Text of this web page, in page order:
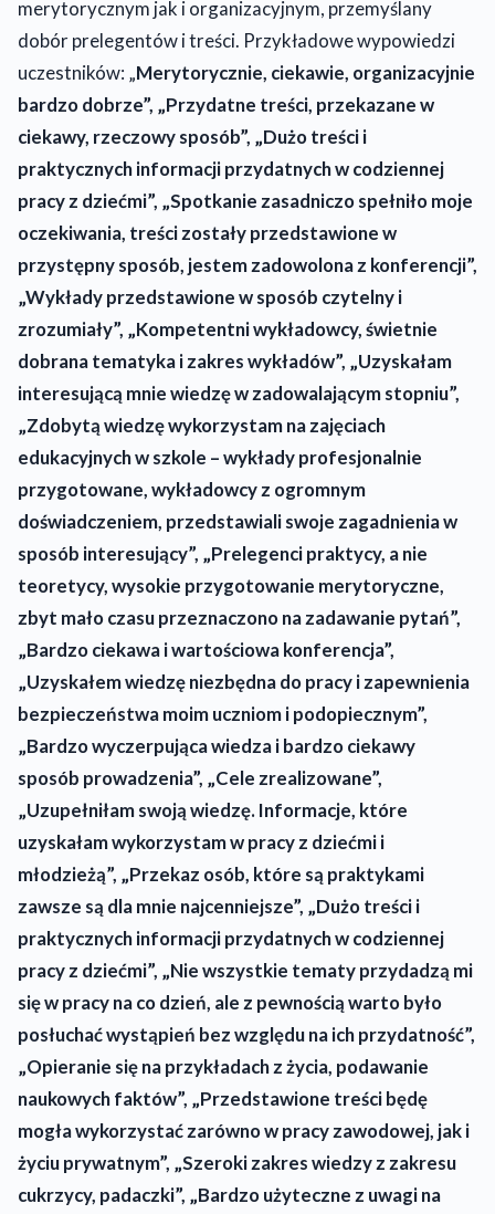
merytorycznym jak i organizacyjnym, przemyślany
dobór prelegentów i treści. Przykładowe wypowiedzi
uczestników: „Merytorycznie, ciekawie, organizacyjnie
bardzo dobrze”, „Przydatne treści, przekazane w
ciekawy, rzeczowy sposób”, „Dużo treści i
praktycznych informacji przydatnych w codziennej
pracy z dziećmi”, „Spotkanie zasadniczo spełniło moje
oczekiwania, treści zostały przedstawione w
przystępny sposób, jestem zadowolona z konferencji”,
„Wykłady przedstawione w sposób czytelny i
zrozumiały”, „Kompetentni wykładowcy, świetnie
dobrana tematyka i zakres wykładów”, „Uzyskałam
interesującą mnie wiedzę w zadowalającym stopniu”,
„Zdobytą wiedzę wykorzystam na zajęciach
edukacyjnych w szkole – wykłady profesjonalnie
przygotowane, wykładowcy z ogromnym
doświadczeniem, przedstawiali swoje zagadnienia w
sposób interesujący”, „Prelegenci praktycy, a nie
teoretycy, wysokie przygotowanie merytoryczne,
zbyt mało czasu przeznaczono na zadawanie pytań”,
„Bardzo ciekawa i wartościowa konferencja”,
„Uzyskałem wiedzę niezbędna do pracy i zapewnienia
bezpieczeństwa moim uczniom i podopiecznym”,
„Bardzo wyczerpująca wiedza i bardzo ciekawy
sposób prowadzenia”, „Cele zrealizowane”,
„Uzupełniłam swoją wiedzę. Informacje, które
uzyskałam wykorzystam w pracy z dziećmi i
młodzieżą”, „Przekaz osób, które są praktykami
zawsze są dla mnie najcenniejsze”, „Dużo treści i
praktycznych informacji przydatnych w codziennej
pracy z dziećmi”, „Nie wszystkie tematy przydadzą mi
się w pracy na co dzień, ale z pewnością warto było
posłuchać wystąpień bez względu na ich przydatność”,
„Opieranie się na przykładach z życia, podawanie
naukowych faktów”, „Przedstawione treści będę
mogła wykorzystać zarówno w pracy zawodowej, jak i
życiu prywatnym”, „Szeroki zakres wiedzy z zakresu
cukrzycy, padaczki”, „Bardzo użyteczne z uwagi na